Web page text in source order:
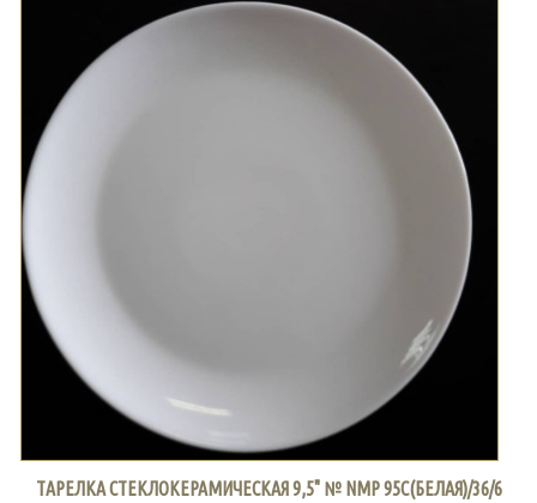
ТАРЕЛКА СТЕКЛОКЕРАМИЧЕСКАЯ 9,5" № NMP 95C(БЕЛАЯ)/36/6